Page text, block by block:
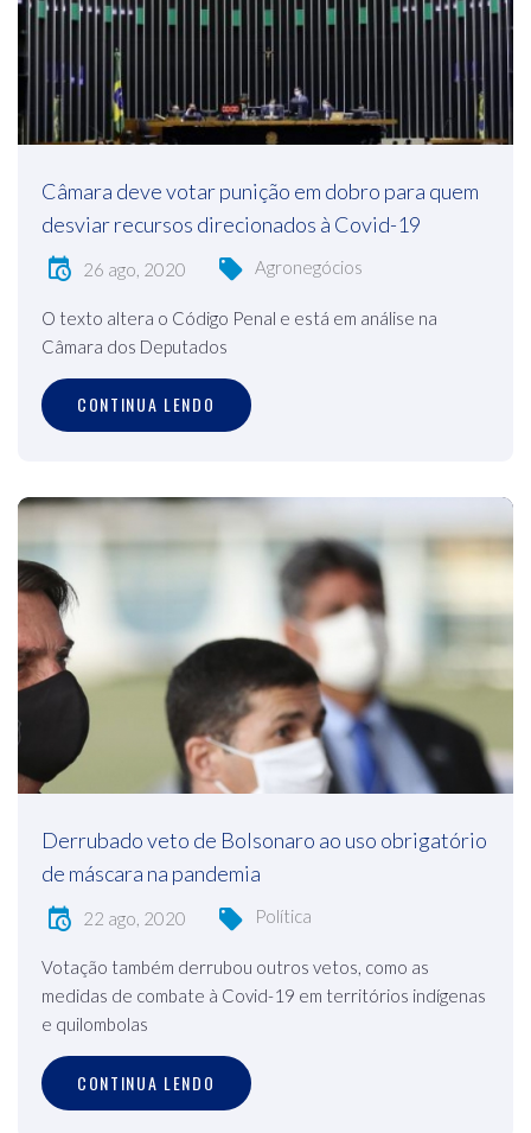
Câmara deve votar punição em dobro para quem
desviar recursos direcionados à Covid-19
26 ago, 2020 Agronegócios
O texto altera o Código Penal e está em análise na
Câmara dos Deputados
CONTINUA LENDO
Derrubado veto de Bolsonaro ao uso obrigatório
de máscara na pandemia
22 ago, 2020 Política
Votação também derrubou outros vetos, como as
medidas de combate à Covid-19 em territórios indígenas
e quilombolas
CONTINUA LENDO